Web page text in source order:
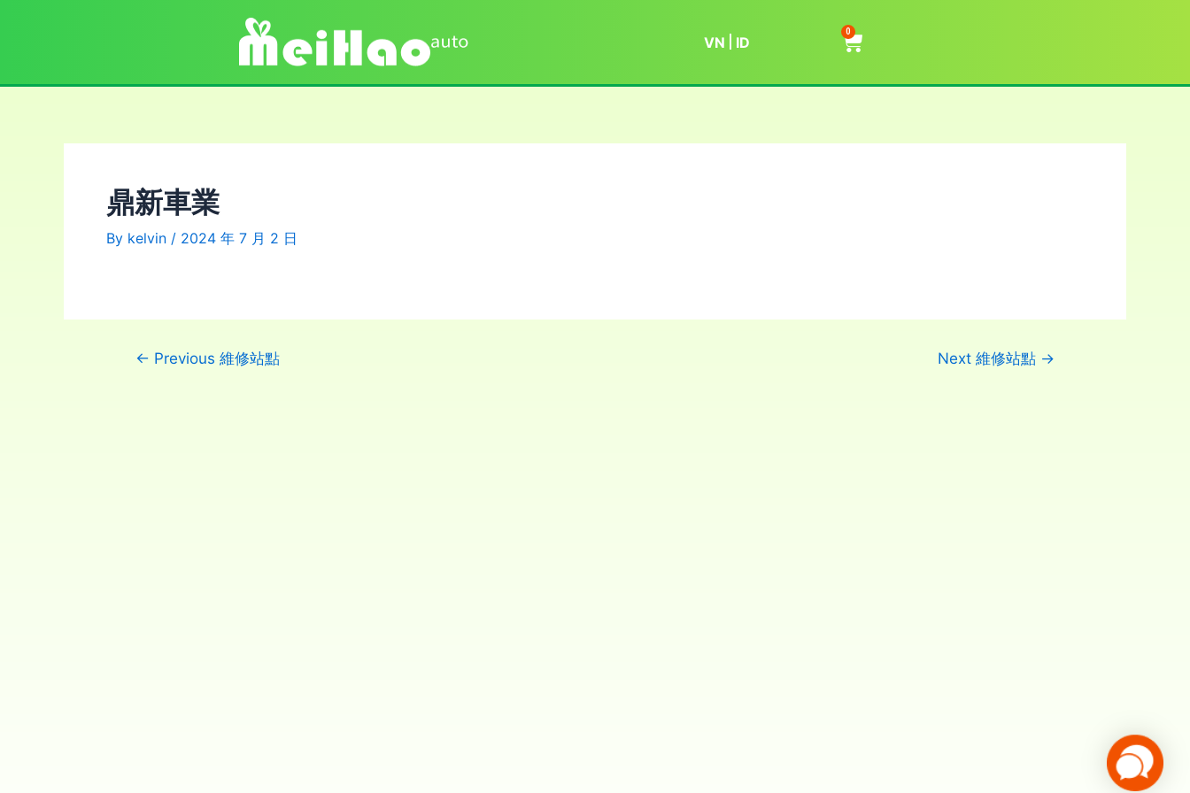
VN ID
0
鼎新車業
By kelvin / 2024 年 7 月 2 日
← Previous 維修站點 Next 維修站點 →